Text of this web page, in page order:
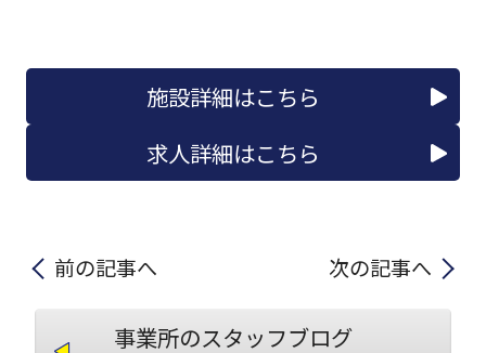
施設詳細はこちら
求人詳細はこちら
前の記事へ 次の記事へ
事業所のスタッフブログ